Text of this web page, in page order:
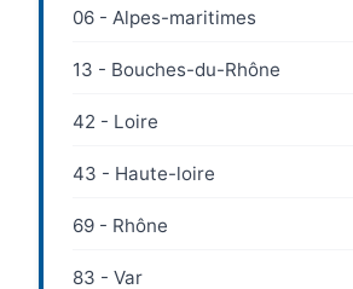
06 - Alpes-maritimes
13 - Bouches-du-Rhône
42 - Loire
43 - Haute-loire
69 - Rhône
83 - Var